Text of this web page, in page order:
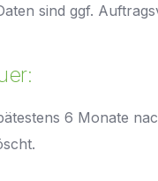
sind ggf.
6 Monate